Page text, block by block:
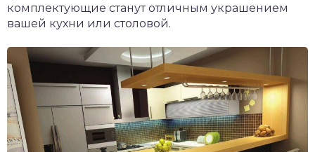
комплектующие станут отличным украшением
вашей кухни или столовой.